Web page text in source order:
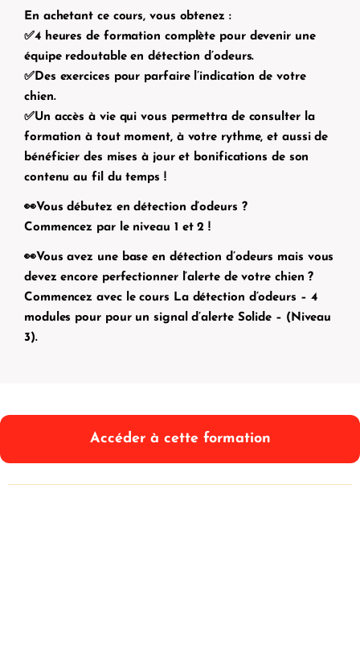
En achetant ce cours, vous obtenez :
✅4 heures de formation complète pour devenir une
équipe redoutable en détection d’odeurs.
✅Des exercices pour parfaire l’indication de votre
chien.
✅Un accès à vie qui vous permettra de consulter la
formation à tout moment, à votre rythme, et aussi de
bénéficier des mises à jour et bonifications de son
contenu au fil du temps !
👀Vous débutez en détection d’odeurs ?
Commencez par le niveau 1 et 2 !
👀Vous avez une base en détection d’odeurs mais vous
devez encore perfectionner l’alerte de votre chien ?
Commencez avec le cours La détection d’odeurs – 4
modules pour pour un signal d’alerte Solide – (Niveau
3).
Accéder à cette formation